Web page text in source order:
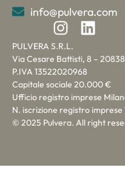
info@pulvera.com
PULVERA S.R.L.
Via Cesare Battisti, 8 –
P.IVA 13522020968
Capitale sociale 20.000 €
Ufficio registro imprese
N. iscrizione registro
© 2025 Pulvera. All right